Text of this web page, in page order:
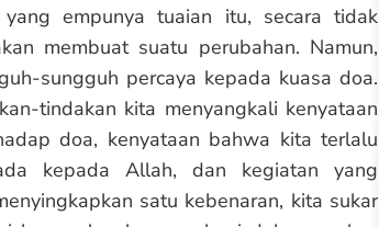
empunya tuaian itu, secara tidak
membuat suatu perubahan. Namun,
sungguh percaya kepada kuasa doa.
tindakan kita menyangkali kenyataan
doa, kenyataan bahwa kita terlalu
kepada Allah, dan kegiatan yang
satu kebenaran, kita sukar